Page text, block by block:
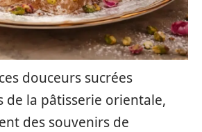
douceurs sucrées
de la pâtisserie orientale,
des souvenirs de